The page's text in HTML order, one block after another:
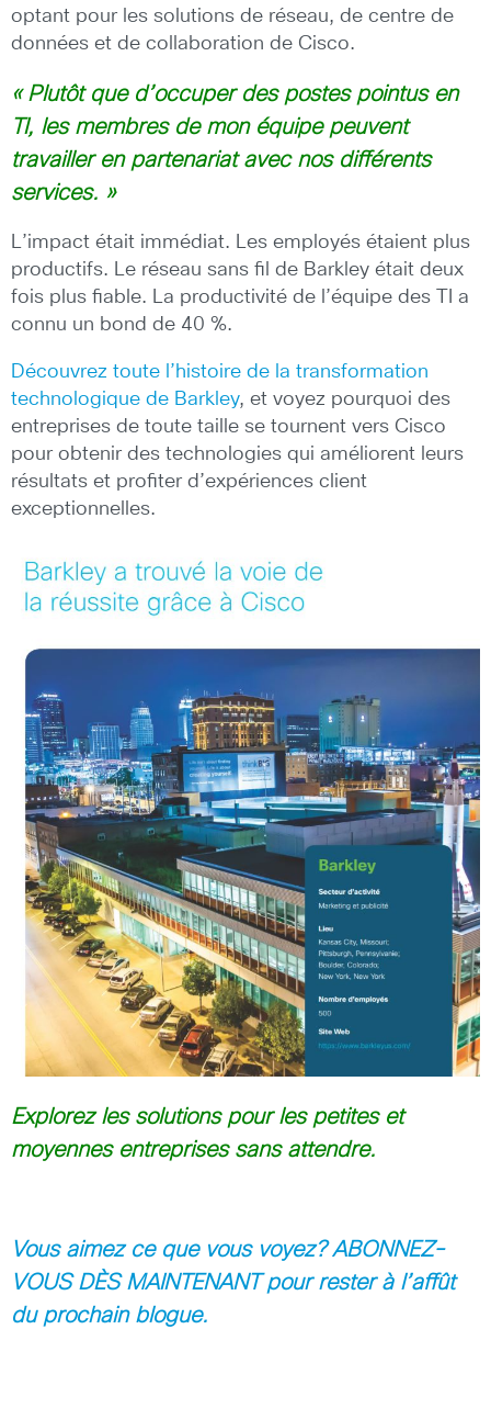
optant pour les solutions de réseau, de centre de
données et de collaboration de Cisco.
« Plutôt que d’occuper des postes pointus en
TI, les membres de mon équipe peuvent
travailler en partenariat avec nos différents
services. »
L’impact était immédiat. Les employés étaient plus
productifs. Le réseau sans fil de Barkley était deux
fois plus fiable. La productivité de l’équipe des TI a
connu un bond de 40 %.
Découvrez toute l’histoire de la transformation
technologique de Barkley, et voyez pourquoi des
entreprises de toute taille se tournent vers Cisco
pour obtenir des technologies qui améliorent leurs
résultats et profiter d’expériences client
exceptionnelles.
Explorez les solutions pour les petites et
moyennes entreprises sans attendre.
Vous aimez ce que vous voyez?ABONNEZ-
VOUS DÈS MAINTENANT pour rester à l’affût
du prochain blogue.